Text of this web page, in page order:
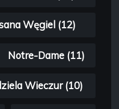
Węgiel (12)
Notre-Dame (11)
Wieczur (10)